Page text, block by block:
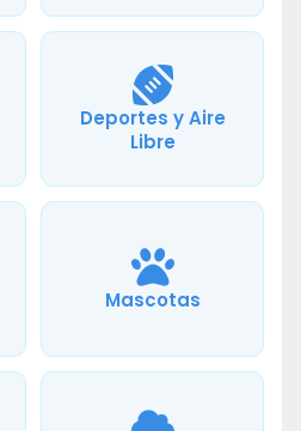
Deportes y Aire
Libre
Mascotas